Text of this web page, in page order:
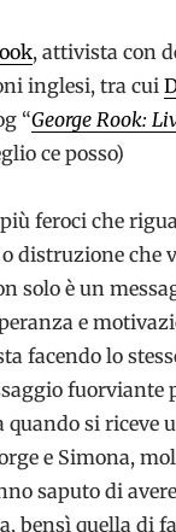
, attivista con
inglesi, tra cui
“George Rook:
ce posso)
feroci che
o distruzione che
solo è un
e
facendo lo
fuorviante
si riceve
e Simona,
saputo di
bensì quella di